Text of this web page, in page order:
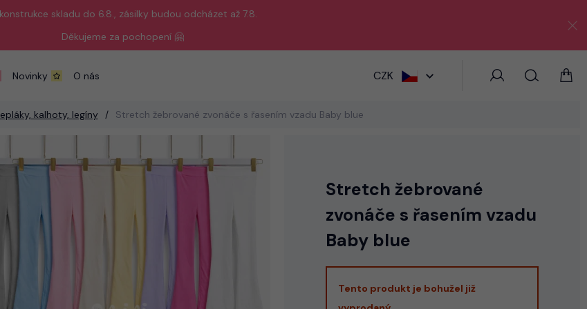
skladu do 6.8., zásilky budou odcházet až 7.8.
Děkujeme za pochopení 🤗
Novinky O nás CZK
kalhoty, legíny Stretch žebrované zvonáče s řasením vzadu Baby blue
Stretch žebrované
zvonáče s řasením vzadu
Baby blue
Tento produkt je bohužel již